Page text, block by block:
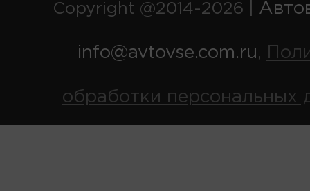
Copyright @2014-2026 |
info@avtovse.com.ru,
обработки персональных